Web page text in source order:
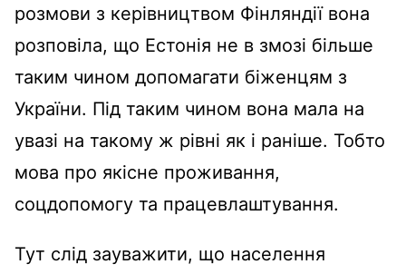
розмови з керівництвом Фінляндії вона
розповіла, що Естонія не в змозі більше
таким чином допомагати біженцям з
України. Під таким чином вона мала на
увазі на такому ж рівні як і раніше. Тобто
мова про якісне проживання,
соцдопомогу та працевлаштування.
Тут слід зауважити, що населення